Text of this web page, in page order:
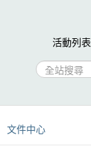
活動列表
文件中心